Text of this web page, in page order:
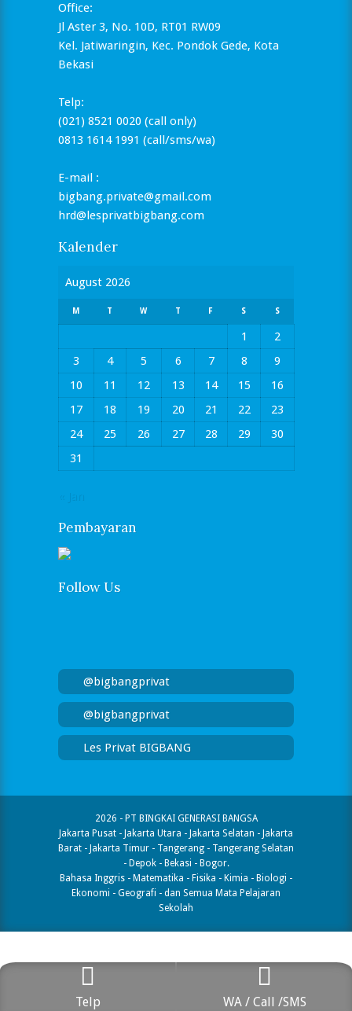
Office:
Jl Aster 3, No. 10D, RT01 RW09
Kel. Jatiwaringin, Kec. Pondok Gede, Kota
Bekasi
Telp:
(021) 8521 0020 (call only)
0813 1614 1991 (call/sms/wa)
E-mail :
bigbang.private@gmail.com
hrd@lesprivatbigbang.com
Kalender
August 2026
M T W T F S S
1
2
3
4 5 6 7 8
9
10
11 12 13 14 15
16
17
18 19 20 21 22
23
24
25 26 27 28 29
30
31
Pembayaran
Follow Us
@bigbangprivat
@bigbangprivat
Les Privat BIGBANG
2026 - PT BINGKAI GENERASI BANGSA
Jakarta Pusat - Jakarta Utara - Jakarta Selatan - Jakarta
Barat - Jakarta Timur - Tangerang - Tangerang Selatan
- Depok - Bekasi - Bogor.
Bahasa Inggris - Matematika - Fisika - Kimia - Biologi -
Ekonomi - Geografi​ - dan Semua Mata Pelajaran
Sekolah
Telp WA / Call /SMS